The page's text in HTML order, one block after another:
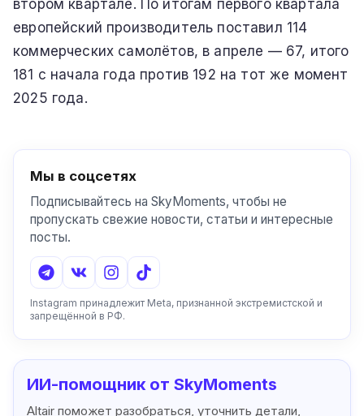
втором квартале. По итогам первого квартала
европейский производитель поставил 114
коммерческих самолётов, в апреле — 67, итого
181 с начала года против 192 на тот же момент
2025 года.
Мы в соцсетях
Подписывайтесь на SkyMoments, чтобы не
пропускать свежие новости, статьи и интересные
посты.
Instagram принадлежит Meta, признанной экстремистской и
запрещённой в РФ.
ИИ-помощник от SkyMoments
Altair поможет разобраться, уточнить детали,